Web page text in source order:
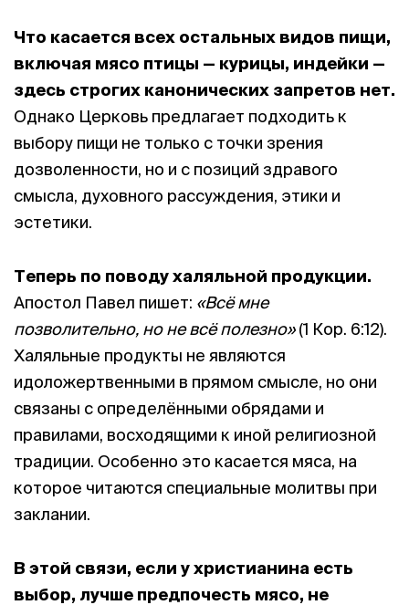
Что касается всех остальных видов пищи,
включая мясо птицы — курицы, индейки —
здесь строгих канонических запретов нет.
Однако Церковь предлагает подходить к
выбору пищи не только с точки зрения
дозволенности, но и с позиций здравого
смысла, духовного рассуждения, этики и
эстетики.
Теперь по поводу халяльной продукции.
Апостол Павел пишет: «Всё мне
позволительно, но не всё полезно»(1 Кор. 6:12).
Халяльные продукты не являются
идоложертвенными в прямом смысле, но они
связаны с определёнными обрядами и
правилами, восходящими к иной религиозной
традиции. Особенно это касается мяса, на
которое читаются специальные молитвы при
заклании.
В этой связи, если у христианина есть
выбор, лучше предпочесть мясо, не